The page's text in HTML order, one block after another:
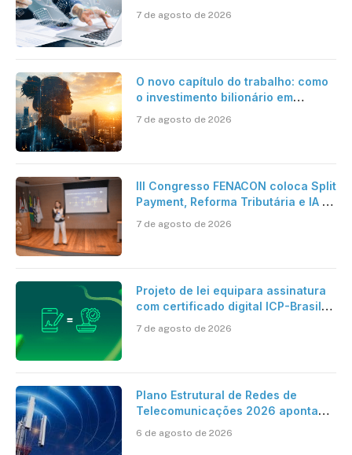
7 de agosto de 2026
O novo capítulo do trabalho: como
o investimento bilionário em
verdadeira era da inteligência
7 de agosto de 2026
III Congresso FENACON coloca Split
Payment, Reforma Tributária e IA no
7 de agosto de 2026
Projeto de lei equipara assinatura
com certificado digital ICP-Brasil
cartório
7 de agosto de 2026
Plano Estrutural de Redes de
Telecomunicações 2026 aponta
mantém desafio
6 de agosto de 2026